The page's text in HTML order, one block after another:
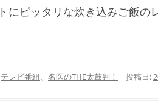
にピッタリな炊き込みご飯の
テレビ番組、 名医のTHE太鼓判！ | 投稿日: